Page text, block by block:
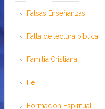
Falsas Enseñanzas
Falta de lectura bíblica
Familia Cristiana
Fe
Formación Espiritual